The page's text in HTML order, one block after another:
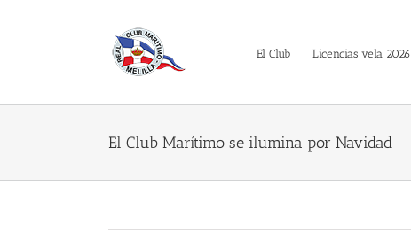
El Club Licencias vela 2026
El Club Marítimo se ilumina por Navidad